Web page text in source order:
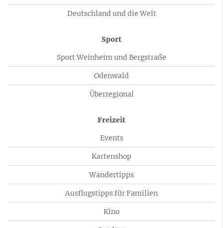
Deutschland und die Welt
Sport
Sport Weinheim und Bergstraße
Odenwald
Überregional
Freizeit
Events
Kartenshop
Wandertipps
Ausflugstipps für Familien
Kino